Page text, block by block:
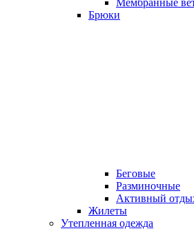
Мембранные
Брюки
Беговые
Разминочные
Активный
Жилеты
Утепленная одежда